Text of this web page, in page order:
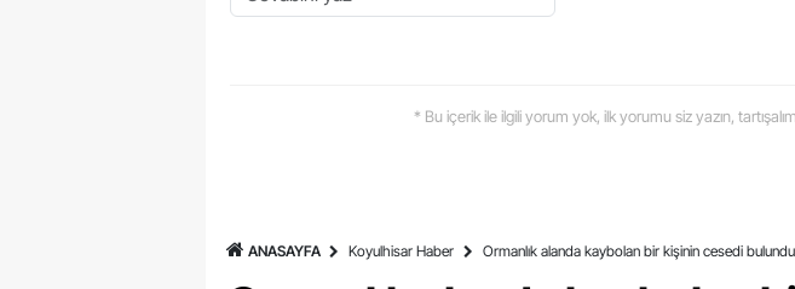
* Bu içerik ile ilgili yorum yok, ilk yorumu siz yazın,
ANASAYFA Koyulhisar Haber Ormanlık alanda kaybolan bir kişinin cesedi bulundu